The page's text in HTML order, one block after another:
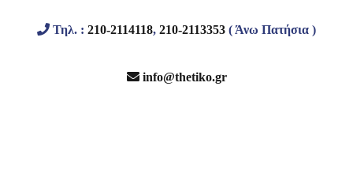
Τηλ. : 210-2114118, 210-2113353 ( Άνω Πατήσια )
info@thetiko.gr